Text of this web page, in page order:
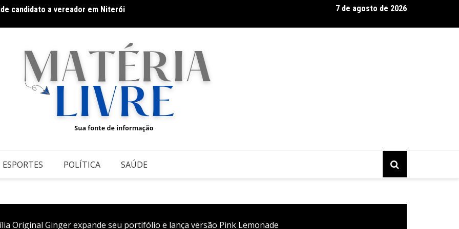
ao Governo da Bahia para mais de 300 cidades neste
Galeria Murilo Castro promove curso sobre a História da Arte
7 de agosto de 2026
ESPORTES POLÍTICA SAÚDE
Original Ginger expande seu portifólio e lança versão Pink Lemonade